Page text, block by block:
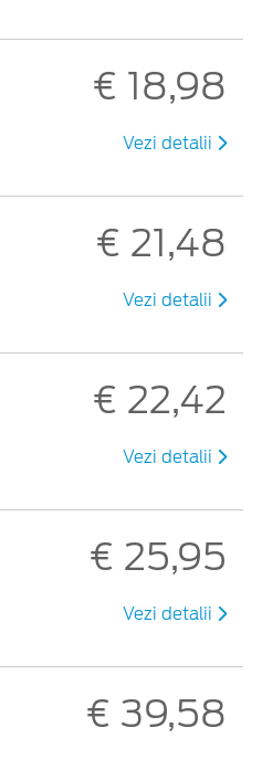
€ 18,98
Vezi detalii
€ 21,48
Vezi detalii
€ 22,42
Vezi detalii
€ 25,95
Vezi detalii
€ 39,58